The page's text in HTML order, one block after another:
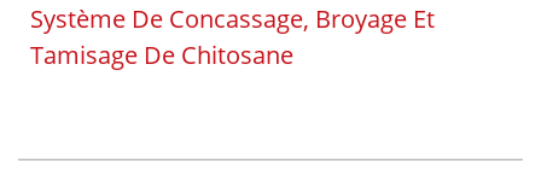
Système De Concassage, Broyage Et
Tamisage De Chitosane